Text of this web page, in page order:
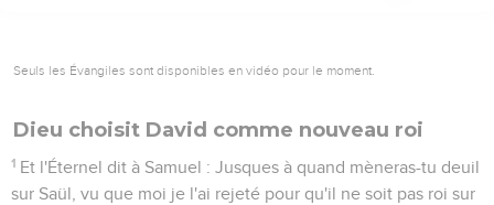
Seuls les Évangiles sont disponibles en vidéo pour le moment.
Dieu choisit David comme nouveau roi
1 Et l'Éternel dit à Samuel : Jusques à quand mèneras-tu deuil
sur Saül, vu que moi je l'ai rejeté pour qu'il ne soit pas roi sur